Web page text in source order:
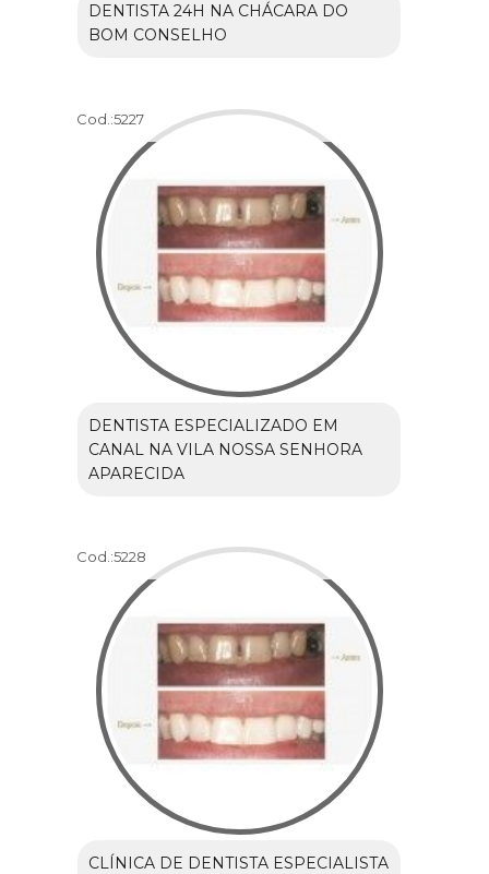
DENTISTA 24H NA CHÁCARA DO
BOM CONSELHO
Cod.:5227
DENTISTA ESPECIALIZADO EM
CANAL NA VILA NOSSA SENHORA
APARECIDA
Cod.:5228
CLÍNICA DE DENTISTA ESPECIALISTA